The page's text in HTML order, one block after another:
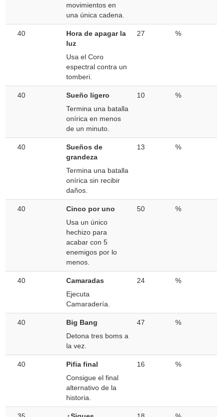
movimientos en
una única cadena.
40
Hora de apagar la
luz
Usa el Coro
espectral contra un
tomberi.
27 %
40
Sueño ligero
Termina una batalla
onírica en menos
de un minuto.
10 %
40
Sueños de
grandeza
Termina una batalla
onírica sin recibir
daños.
13 %
40
Cinco por uno
Usa un único
hechizo para
acabar con 5
enemigos por lo
menos.
50 %
40
Camaradas
Ejecuta
Camaradería.
24 %
40
Big Bang
Detona tres boms a
la vez.
47 %
40
Pifia final
Consigue el final
alternativo de la
historia.
16 %